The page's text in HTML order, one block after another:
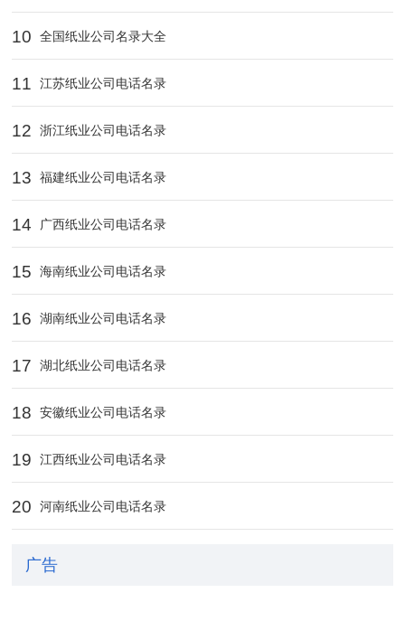
10 全国纸业公司名录大全
11 江苏纸业公司电话名录
12 浙江纸业公司电话名录
13 福建纸业公司电话名录
14 广西纸业公司电话名录
15 海南纸业公司电话名录
16 湖南纸业公司电话名录
17 湖北纸业公司电话名录
18 安徽纸业公司电话名录
19 江西纸业公司电话名录
20 河南纸业公司电话名录
广告